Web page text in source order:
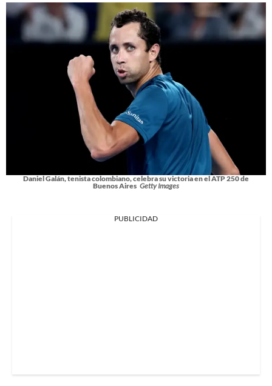
Daniel Galán, tenista colombiano, celebra su victoria en el ATP 250 de
Buenos Aires Getty Images
PUBLICIDAD